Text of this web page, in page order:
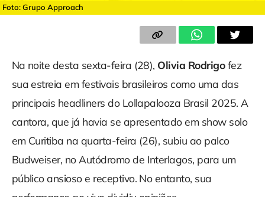
Foto: Grupo Approach
Na noite desta sexta-feira (28), Olivia Rodrigofez
sua estreia em festivais brasileiros como uma das
principais headliners do Lollapalooza Brasil 2025. A
cantora, que já havia se apresentado em show solo
em Curitiba na quarta-feira (26), subiu ao palco
Budweiser, no Autódromo de Interlagos, para um
público ansioso e receptivo. No entanto, sua